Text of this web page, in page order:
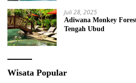
Juli 28, 2025
Adiwana Monkey
Tengah Ubud
Wisata Popular